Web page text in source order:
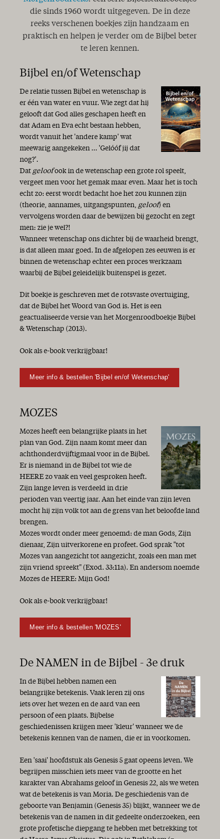
die sinds 1960 wordt uitgegeven. De in deze
reeks verschenen boekjes zijn handzaam en
praktisch en helpen je verder om de Bijbel beter
te leren kennen.
Bijbel en/of Wetenschap
De relatie tussen Bijbel en wetenschap is
er één van water en vuur. Wie zegt dat hij
gelooft dat God alles geschapen heeft en
dat Adam en Eva echt bestaan hebben,
wordt vanuit het 'andere kamp' wat
meewarig aangekeken ... 'Gelóóf jij dat
nog?'.
Dat geloofook in de wetenschap een grote rol speelt,
vergeet men voor het gemak maar even. Maar het is toch
echt zo: eerst wordt bedacht hoe het zou kunnen zijn
(theorie, aannames, uitgangspunten, geloof) en
vervolgens worden daar de bewijzen bij gezocht en zegt
men: zie je wel?!
Wanneer wetenschap ons dichter bij de waarheid brengt,
is dat alleen maar goed. In de afgelopen zes eeuwen is er
binnen de wetenschap echter een proces werkzaam
waarbij de Bijbel geleidelijk buitenspel is gezet.
Dit boekje is geschreven met de rotsvaste overtuiging,
dat de Bijbel het Woord van God is. Het is een
geactualiseerde versie van het Morgenroodboekje Bijbel
& Wetenschap (2013).
Ook als e-book verkrijgbaar!
Meer info & bestellen 'Bijbel en/of Wetenschap'
MOZES
Mozes heeft een belangrijke plaats in het
plan van God. Zijn naam komt meer dan
achthonderdvijftigmaal voor in de Bijbel.
Er is niemand in de Bijbel tot wie de
HEERE zo vaak en veel gesproken heeft.
Zijn lange leven is verdeeld in drie
perioden van veertig jaar. Aan het einde van zijn leven
mocht hij zijn volk tot aan de grens van het beloofde land
brengen.
Mozes wordt onder meer genoemd: de man Gods, Zijn
dienaar, Zijn uitverkorene en profeet. God sprak "tot
Mozes van aangezicht tot aangezicht, zoals een man met
zijn vriend spreekt" (Exod. 33:11a). En andersom noemde
Mozes de HEERE: Mijn God!
Ook als e-book verkrijgbaar!
Meer info & bestellen 'MOZES'
De NAMEN in de Bijbel - 3e druk
In de Bijbel hebben namen een
belangrijke betekenis. Vaak leren zij ons
iets over het wezen en de aard van een
persoon of een plaats. Bijbelse
geschiedenissen krijgen meer 'kleur' wanneer we de
betekenis kennen van de namen, die er in voorkomen.
Een 'saai' hoofdstuk als Genesis 5 gaat opeens leven. We
begrijpen misschien iets meer van de grootte en het
karakter van Abrahams geloof in Genesis 22, als we weten
wat de betekenis is van Moria. De geschiedenis van de
geboorte van Benjamin (Genesis 35) blijkt, wanneer we de
betekenis van de namen in dit gedeelte onderzoeken, een
grote profetische diepgang te hebben met betrekking tot